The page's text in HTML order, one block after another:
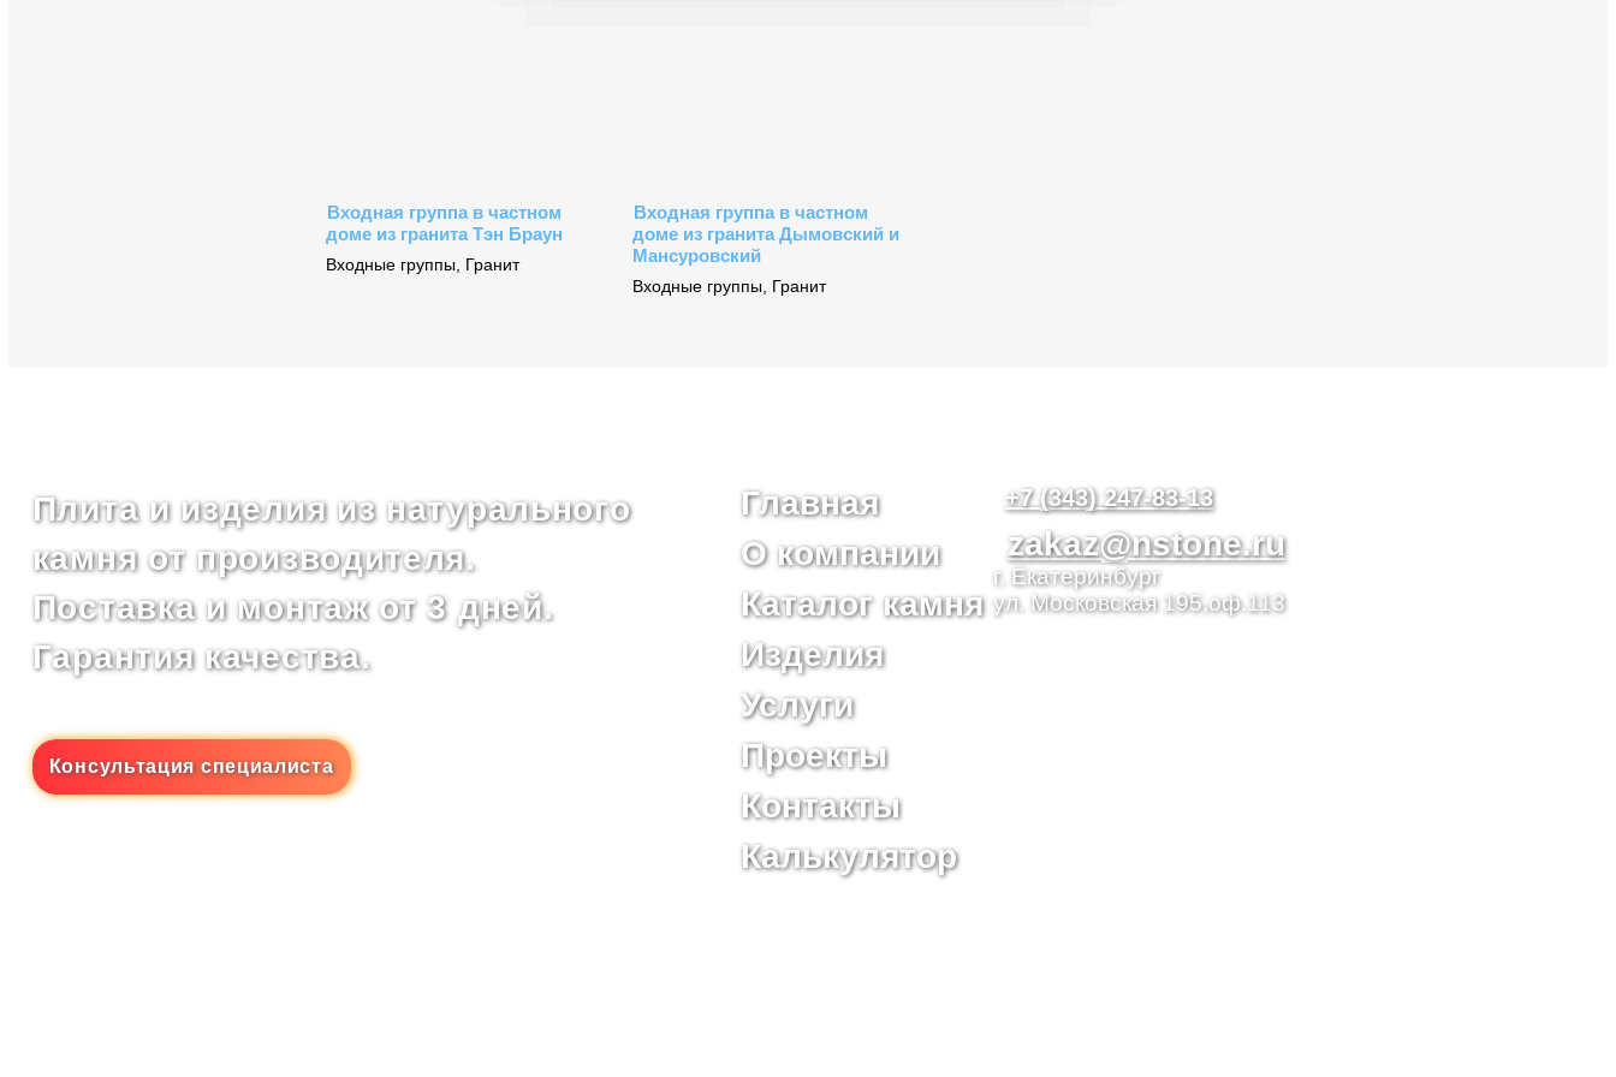
Входная группа в частном
доме из гранита Тэн Браун
Входные группы, Гранит
Входная группа в частном
доме из гранита Дымовский и
Мансуровский
Входные группы, Гранит
Плита и изделия из натурального
камня от производителя.
Поставка и монтаж от 3 дней.
Гарантия качества.
Консультация специалиста
Главная
О компании
Каталог камня
Изделия
Услуги
Проекты
Контакты
Калькулятор
+7 (343) 247-83-13
zakaz@nstone.ru
г. Екатеринбург
ул. Московская 195,оф.113